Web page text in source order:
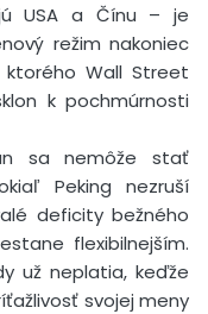
USA a Čínu – je
režim nakoniec
ktorého Wall Street
k pochmúrnosti
sa nemôže stať
Peking nezruší
deficity bežného
flexibilnejším.
už neplatia, keďže
svojej meny